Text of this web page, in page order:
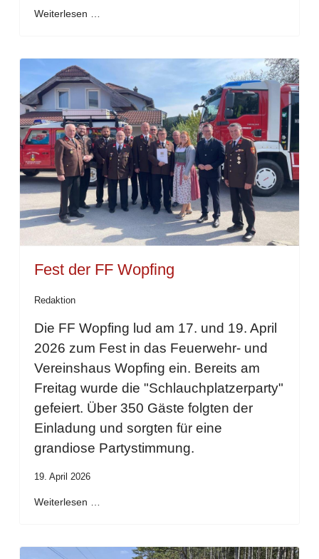
Weiterlesen …
Fest der FF Wopfing
Redaktion
Die FF Wopfing lud am 17. und 19. April
2026 zum Fest in das Feuerwehr- und
Vereinshaus Wopfing ein. Bereits am
Freitag wurde die "Schlauchplatzerparty"
gefeiert. Über 350 Gäste folgten der
Einladung und sorgten für eine
grandiose Partystimmung.
19. April 2026
Weiterlesen …